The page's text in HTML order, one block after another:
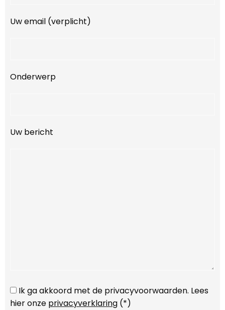
Uw email (verplicht)
Onderwerp
Uw bericht
Ik ga akkoord met de privacyvoorwaarden. Lees
hier onze privacyverklaring (*)